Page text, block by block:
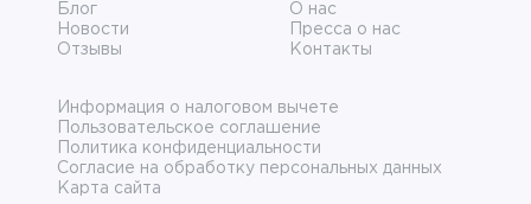
Блог
О нас
Новости
Пресса о нас
Отзывы
Контакты
Информация о налоговом вычете
Пользовательское соглашение
Политика конфиденциальности
Согласие на обработку персональных данных
Карта сайта